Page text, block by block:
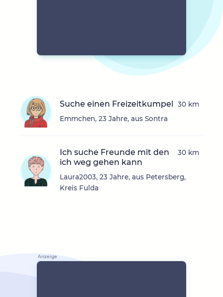
Suche einen Freizeitkumpel
Emmchen, 23 Jahre, aus Sontra
30 km
Ich suche Freunde mit den
ich weg gehen kann
Laura2003, 23 Jahre, aus Petersberg,
Kreis Fulda
30 km